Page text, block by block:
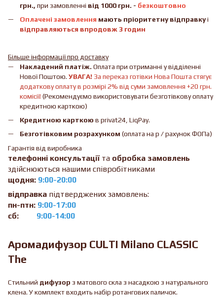
грн., при замовленні від 1000 грн. - безкоштовно
Оплачені замовлення мають пріоритетну відправкуі
відправляються впродовж 3 годин
Більше інформації про доставку
Накладений платіж. Оплата при отриманні у відділенні
Нової Поштою. УВАГА! За переказ готівки Нова Пошта стягує
додаткову оплату в розмірі 2% від суми замовлення +20 грн.
комісії! (Рекомендуємо використовувати безготівкову оплату
кредитною карткою)
Кредитною карткою в privat24, LiqPay.
Безготівковим розрахунком (оплата на р / рахунок ФОПа)
Гарантія від виробника
телефонні консультації та обробка замовлень
здійснюються нашими співробітниками
щодня: 9:00-20:00
відправка підтверджених замовлень:
пн-птн: 9:00-17:00
сб:
9:00-14:00
Аромадифузор CULTI Milano CLASSIC
The
Стильний дифузор з матового скла з насадкою з натурального
клена. У комплект входить набір ротангових паличок.